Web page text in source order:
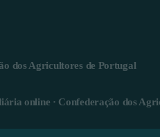
dos Agricultores de Portugal
online · Confederação dos